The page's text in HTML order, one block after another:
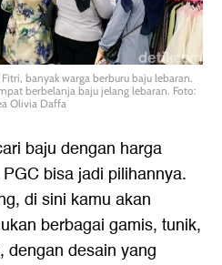
banyak warga berburu baju lebaran.
berbelanja baju jelang lebaran. Foto:
Olivia Daffa
baju dengan harga
bisa jadi pilihannya.
di sini kamu akan
berbagai gamis, tunik,
dengan desain yang